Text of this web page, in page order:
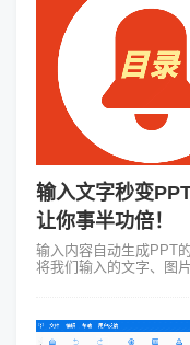
输入文字秒变
让你事半功倍！
输入内容自动生成PPT
将我们输入的文字、图